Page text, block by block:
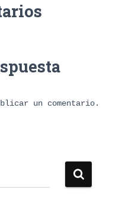
un comentario.